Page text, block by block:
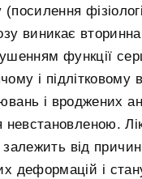
виникає вторинна
функції
і підлітковому
і вроджених
від
деформацій і